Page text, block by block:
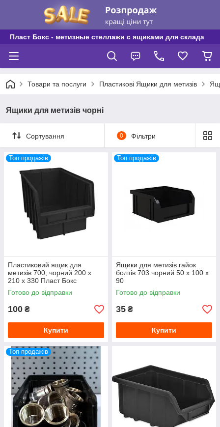
Пласт Бокс - метизные стеллажи с ящиками для склада
Товари та послуги Пластикові Ящики для метизів
Ящики для метизів чорні
Сортування 0 Фільтри
Топ продажів
Пластиковий ящик для
метизів 700, чорний 200 х
210 х 330 Пласт Бокс
Готово до відправки
100 ₴
Купити
Топ продажів
Ящики для метизів гайок
болтів 703 чорний 50 х 100 х
90
Готово до відправки
35 ₴
Купити
Топ продажів